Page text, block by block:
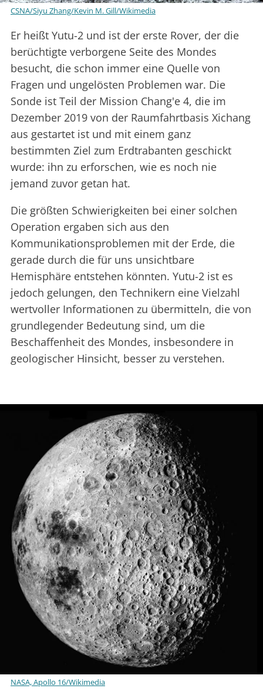
CSNA/Siyu Zhang/Kevin M. Gill/Wikimedia
Er heißt Yutu-2 und ist der erste Rover, der die
berüchtigte verborgene Seite des Mondes
besucht, die schon immer eine Quelle von
Fragen und ungelösten Problemen war. Die
Sonde ist Teil der Mission Chang'e 4, die im
Dezember 2019 von der Raumfahrtbasis Xichang
aus gestartet ist und mit einem ganz
bestimmten Ziel zum Erdtrabanten geschickt
wurde: ihn zu erforschen, wie es noch nie
jemand zuvor getan hat.
Die größten Schwierigkeiten bei einer solchen
Operation ergaben sich aus den
Kommunikationsproblemen mit der Erde, die
gerade durch die für uns unsichtbare
Hemisphäre entstehen könnten. Yutu-2 ist es
jedoch gelungen, den Technikern eine Vielzahl
wertvoller Informationen zu übermitteln, die von
grundlegender Bedeutung sind, um die
Beschaffenheit des Mondes, insbesondere in
geologischer Hinsicht, besser zu verstehen.
NASA, Apollo 16/Wikimedia